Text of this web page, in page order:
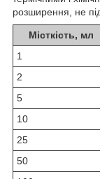
розширення, не
Місткість, мл
1
2
5
10
25
50